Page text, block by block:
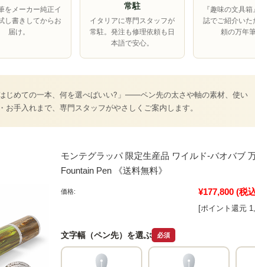
をメーカー純正イ
し書きしてからお
届け。
常駐
イタリアに専門スタッフが
常駐。発注も修理依頼も日
本語で安心。
『趣味の文具
誌でご紹介いた
頼の万年筆
はじめての一本、何を選べばいい?」――ペン先の太さや軸の素材、使い
お手入れまで、専門スタッフがやさしくご案内します。
モンテグラッパ 限定生産品 ワイルド-バオバブ
Fountain Pen 《送料無料》
価格: ¥177,800 (税
[ポイント還元
文字幅（ペン先）を選ぶ 必須